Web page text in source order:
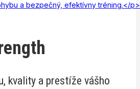
a bezpečný, efektívny tréning.</
kvality a prestíže vášho